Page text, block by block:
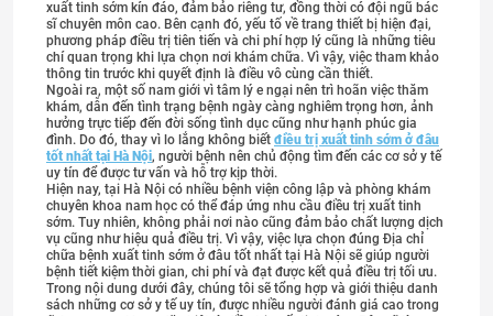
xuất tinh sớm kín đáo, đảm bảo riêng tư, đồng thời có đội ngũ bác
sĩ chuyên môn cao. Bên cạnh đó, yếu tố về trang thiết bị hiện đại,
phương pháp điều trị tiên tiến và chi phí hợp lý cũng là những tiêu
chí quan trọng khi lựa chọn nơi khám chữa. Vì vậy, việc tham khảo
thông tin trước khi quyết định là điều vô cùng cần thiết.
Ngoài ra, một số nam giới vì tâm lý e ngại nên trì hoãn việc thăm
khám, dẫn đến tình trạng bệnh ngày càng nghiêm trọng hơn, ảnh
hưởng trực tiếp đến đời sống tình dục cũng như hạnh phúc gia
đình. Do đó, thay vì lo lắng không biết điều trị xuất tinh sớm ở đâu
tốt nhất tại Hà Nội, người bệnh nên chủ động tìm đến các cơ sở y tế
uy tín để được tư vấn và hỗ trợ kịp thời.
Hiện nay, tại Hà Nội có nhiều bệnh viện công lập và phòng khám
chuyên khoa nam học có thể đáp ứng nhu cầu điều trị xuất tinh
sớm. Tuy nhiên, không phải nơi nào cũng đảm bảo chất lượng dịch
vụ cũng như hiệu quả điều trị. Vì vậy, việc lựa chọn đúng Địa chỉ
chữa bệnh xuất tinh sớm ở đâu tốt nhất tại Hà Nội sẽ giúp người
bệnh tiết kiệm thời gian, chi phí và đạt được kết quả điều trị tối ưu.
Trong nội dung dưới đây, chúng tôi sẽ tổng hợp và giới thiệu danh
sách những cơ sở y tế uy tín, được nhiều người đánh giá cao trong